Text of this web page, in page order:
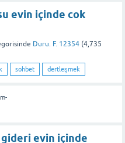
evin içinde cok
Duru. F. 12354 (4,735
sohbet dertleşmek
gideri evin içinde